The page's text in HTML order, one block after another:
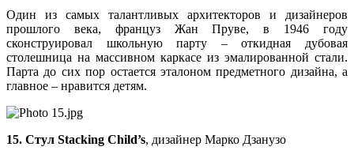
Один из самых талантливых архитекторов и дизайнеров
прошлого века, француз Жан Пруве, в 1946 году
сконструировал школьную парту – откидная дубовая
столешница на массивном каркасе из эмалированной стали.
Парта до сих пор остается эталоном предметного дизайна, а
главное – нравится детям.
15. Стул Stacking Child’s, дизайнер Марко Дзанузо